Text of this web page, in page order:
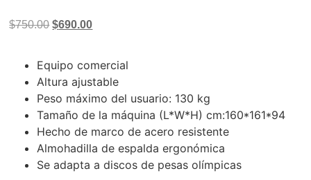
$750.00 $690.00
Equipo comercial
Altura ajustable
Peso máximo del usuario: 130 kg
Tamaño de la máquina (L*W*H) cm:160*161*94
Hecho de marco de acero resistente
Almohadilla de espalda ergonómica
Se adapta a discos de pesas olímpicas